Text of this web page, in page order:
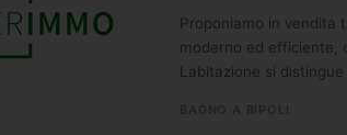
Proponiamo in vendita
moderno ed efficiente,
Labitazione si